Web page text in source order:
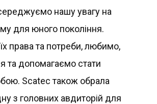
нашу увагу на
для юного покоління.
права та потреби, любимо,
та допомагаємо стати
Scatec також обрала
з головних авдиторій для